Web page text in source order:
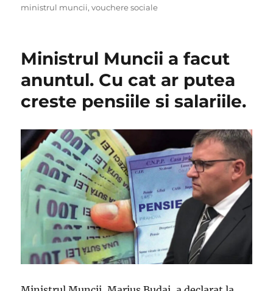
on
ministrul muncii,vouchere sociale
Ministrul Muncii a facut
anuntul. Cu cat ar putea
creste pensiile si salariile.